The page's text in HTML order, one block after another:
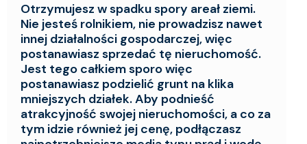
Otrzymujesz w spadku spory areał ziemi.
Nie jesteś rolnikiem, nie prowadzisz nawet
innej działalności gospodarczej, więc
postanawiasz sprzedać tę nieruchomość.
Jest tego całkiem sporo więc
postanawiasz podzielić grunt na klika
mniejszych działek. Aby podnieść
atrakcyjność swojej nieruchomości, a co za
tym idzie również jej cenę, podłączasz